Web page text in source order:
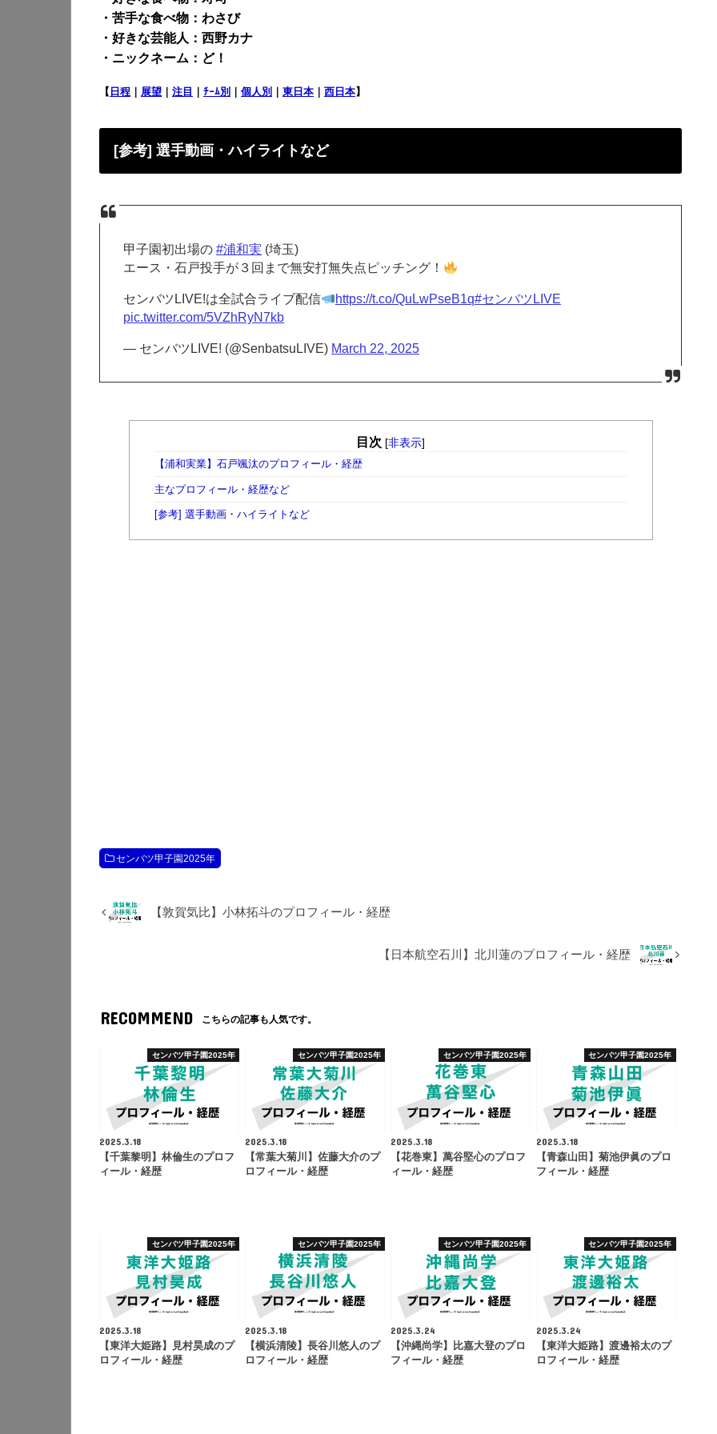
・苦手な食べ物：わさび
・好きな芸能人：西野カナ
・ニックネーム：ど！
【 日程 展望 注目 ﾁｰﾑ別 個人別 東日本 西日本】
[参考] 選手動画・ハイライトなど
甲子園初出場の#浦和実 (埼玉)
エース・石戸投手が３回まで無安打無失点ピッチング！
センバツLIVE!は全試合ライブ配信 https://t.co/QuLwPseB1q#センバツLIVE
pic.twitter.com/5VZhRyN7kb
— センバツLIVE! (@SenbatsuLIVE) March 22, 2025
目次 [非表示]
【浦和実業】石戸颯汰のプロフィール・経歴
主なプロフィール・経歴など
[参考] 選手動画・ハイライトなど
センバツ甲子園2025年
【敦賀気比】小林拓斗のプロフィール・経歴
【日本航空石川】北川蓮のプロフィール・経歴
RECOMMEND こちらの記事も人気です。
センバツ甲子園2025年
2025.3.18
【千葉黎明】林倫生のプロフ
ィール・経歴
センバツ甲子園2025年
2025.3.18
【常葉大菊川】佐藤大介のプ
ロフィール・経歴
センバツ甲子園2025年
2025.3.18
【花巻東】萬谷堅心のプロフ
ィール・経歴
センバツ甲子園2025年
2025.3.18
【青森山田】菊池伊眞のプロ
フィール・経歴
センバツ甲子園2025年
2025.3.18
【東洋大姫路】見村昊成のプ
ロフィール・経歴
センバツ甲子園2025年
2025.3.18
【横浜清陵】長谷川悠人のプ
ロフィール・経歴
センバツ甲子園2025年
2025.3.24
【沖縄尚学】比嘉大登のプロ
フィール・経歴
センバツ甲子園2025年
2025.3.24
【東洋大姫路】渡邊裕太のプ
ロフィール・経歴